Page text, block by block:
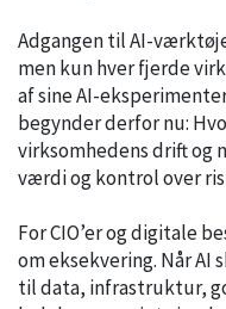
Adgangen til AI-
men kun hver fjerde
af sine AI-
begynder derfor nu:
virksomhedens drift og
værdi og kontrol over
For CIO’er og digitale
om eksekvering. Når AI
til data, infrastruktur,